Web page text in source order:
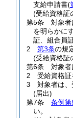
支給申請書(
(受給資格証
第5条
対象
を明らかに
証、組合員
2
第3条の規
(受給資格証
第6条
対象
2
受給資格
3
対象者は
(届出)
第7条
条例第
い。